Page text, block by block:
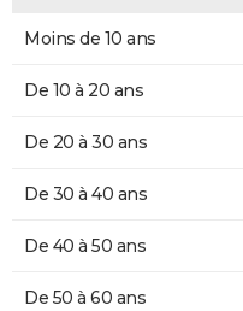
Moins de 10 ans
De 10 à 20 ans
De 20 à 30 ans
De 30 à 40 ans
De 40 à 50 ans
De 50 à 60 ans